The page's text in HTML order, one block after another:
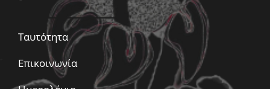
Ταυτότητα
Επικοινωνία